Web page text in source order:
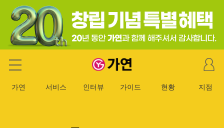
가연 결혼정보회사
마
이
이
가연 서비스 인터뷰 가이드 현황 지점